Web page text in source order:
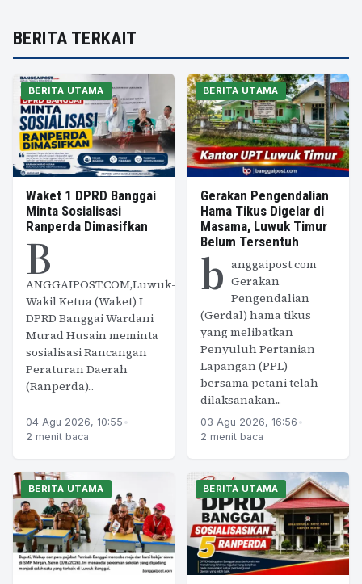
BERITA TERKAIT
BERITA UTAMA
Waket 1 DPRD Banggai
Minta Sosialisasi
Ranperda Dimasifkan
B
ANGGAIPOST.COM,Luwuk-
Wakil Ketua (Waket) I
DPRD Banggai Wardani
Murad Husain meminta
sosialisasi Rancangan
Peraturan Daerah
(Ranperda)...
04 Agu 2026, 10:55 •
2 menit baca
BERITA UTAMA
Gerakan Pengendalian
Hama Tikus Digelar di
Masama, Luwuk Timur
Belum Tersentuh
b anggaipost.com
Gerakan
Pengendalian
(Gerdal) hama tikus
yang melibatkan
Penyuluh Pertanian
Lapangan (PPL)
bersama petani telah
dilaksanakan...
03 Agu 2026, 16:56 •
2 menit baca
BERITA UTAMA BERITA UTAMA